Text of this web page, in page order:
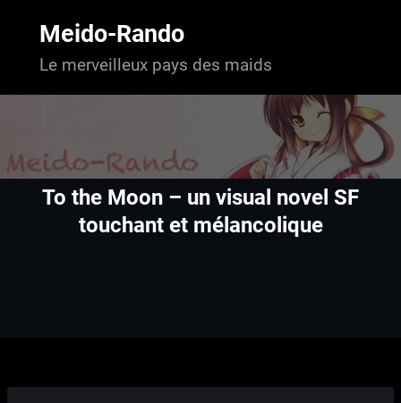
Meido-Rando
Le merveilleux pays des maids
To the Moon – un visual novel SF
touchant et mélancolique